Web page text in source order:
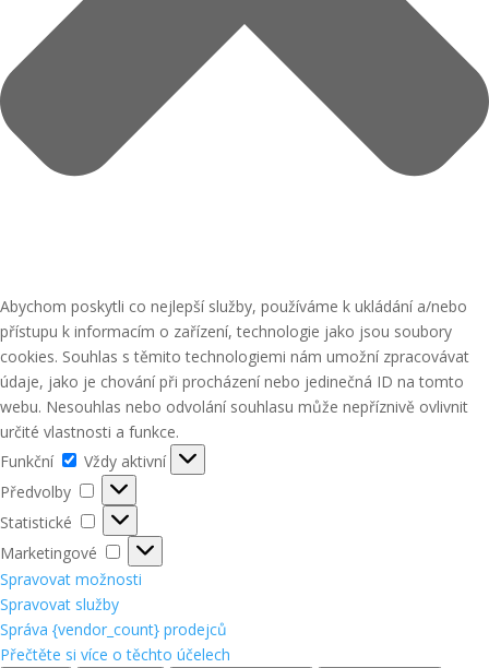
Abychom poskytli co nejlepší služby, používáme k ukládání a/nebo
přístupu k informacím o zařízení, technologie jako jsou soubory
cookies. Souhlas s těmito technologiemi nám umožní zpracovávat
údaje, jako je chování při procházení nebo jedinečná ID na tomto
webu. Nesouhlas nebo odvolání souhlasu může nepříznivě ovlivnit
určité vlastnosti a funkce.
Funkční
Funkční
Vždy aktivní
Předvolby
Předvolby
Statistické
Statistické
Marketingové
Marketingové
Spravovat možnosti
Spravovat služby
Správa {vendor_count} prodejců
Přečtěte si více o těchto účelech